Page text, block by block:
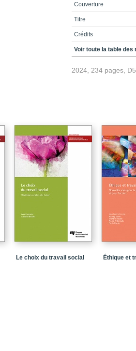
Couverture
Titre
Crédits
Remerciements
CHAPITRE 2 / Les
québécoises
CHAPITRE 3 /
CHAPITRE 4 / De la
CHAPITRE 5 /
CHAPITRE 6 / « À
Voir toute la table des
2024, 234 pages,
Le choix du travail social Éthique et